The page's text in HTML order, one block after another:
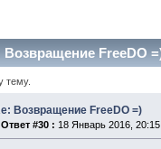
Возвращение FreeDO
тему.
Возвращение FreeDO =)
Ответ #30 : 18 Январь 2016,